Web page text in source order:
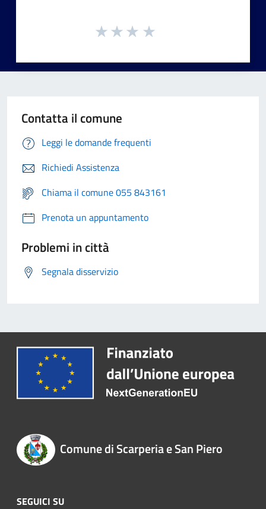
Contatta il comune
Leggi le domande frequenti
Richiedi Assistenza
Chiama il comune 055 843161
Prenota un appuntamento
Problemi in città
Segnala disservizio
Comune di Scarperia e San Piero
SEGUICI SU